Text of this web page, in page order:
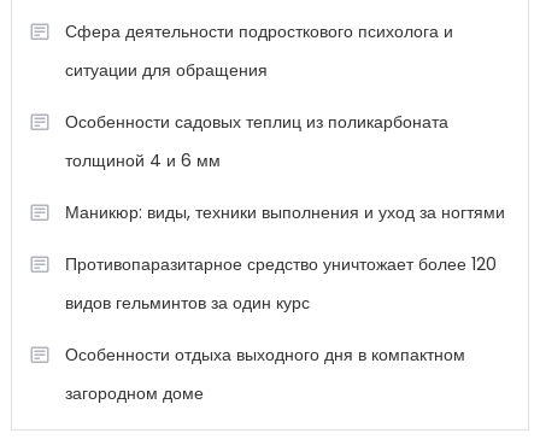
Сфера деятельности подросткового психолога и
ситуации для обращения
Особенности садовых теплиц из поликарбоната
толщиной 4 и 6 мм
Маникюр: виды, техники выполнения и уход за ногтями
Противопаразитарное средство уничтожает более 120
видов гельминтов за один курс
Особенности отдыха выходного дня в компактном
загородном доме